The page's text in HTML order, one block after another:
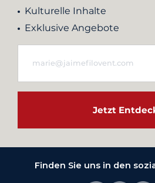
Kulturelle Inhalte
Exklusive Angebote
Jetzt
Finden Sie uns in den